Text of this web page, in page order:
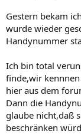
Gestern bekam
wurde wieder
Handynummer
Ich bin total
finde,wir
hier aus dem
Dann die
glaube nicht,daß
beschränken